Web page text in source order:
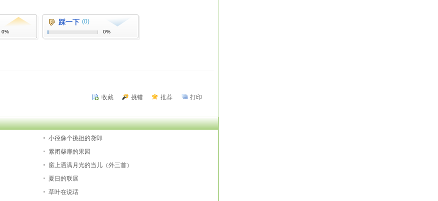
0%
踩一下 (0)
0%
收藏 挑错 推荐 打印
小径像个挑担的货郎
紧闭柴扉的果园
窗上洒满月光的当儿（外三首）
夏日的联展
草叶在说话